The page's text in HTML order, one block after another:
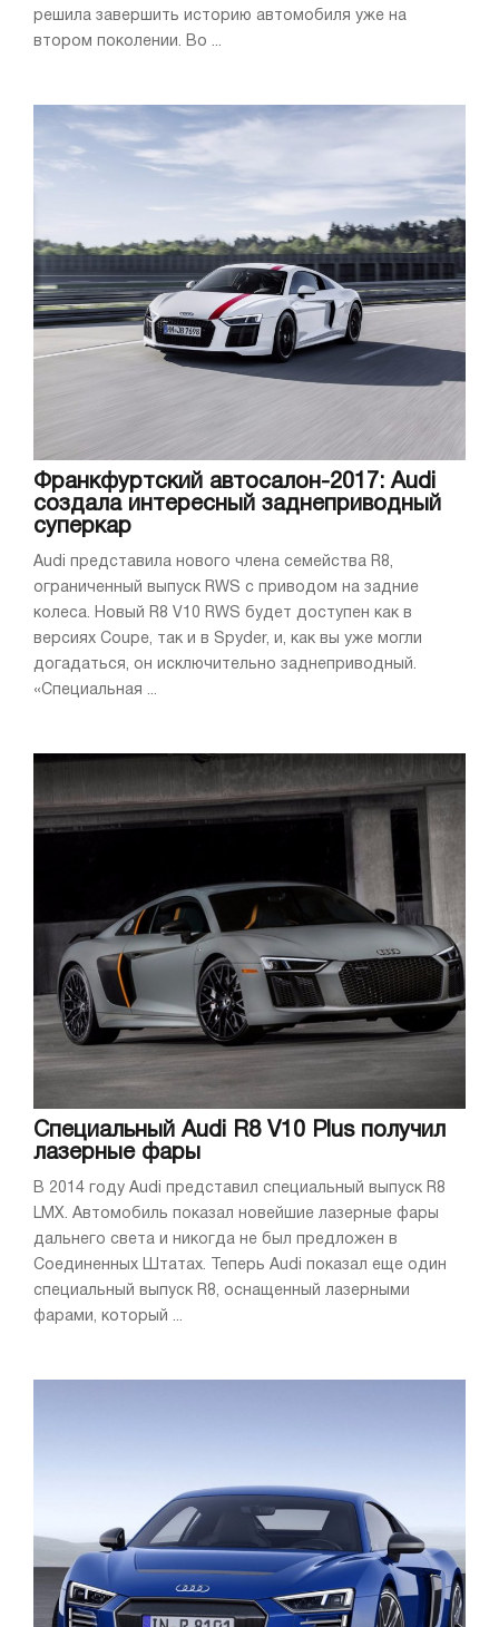
решила завершить историю автомобиля уже на
втором поколении. Во ...
Франкфуртский автосалон-2017: Audi
создала интересный заднеприводный
суперкар
Audi представила нового члена семейства R8,
ограниченный выпуск RWS с приводом на задние
колеса. Новый R8 V10 RWS будет доступен как в
версиях Coupe, так и в Spyder, и, как вы уже могли
догадаться, он исключительно заднеприводный.
«Специальная ...
Специальный Audi R8 V10 Plus получил
лазерные фары
В 2014 году Audi представил специальный выпуск R8
LMX. Автомобиль показал новейшие лазерные фары
дальнего света и никогда не был предложен в
Соединенных Штатах. Теперь Audi показал еще один
специальный выпуск R8, оснащенный лазерными
фарами, который ...